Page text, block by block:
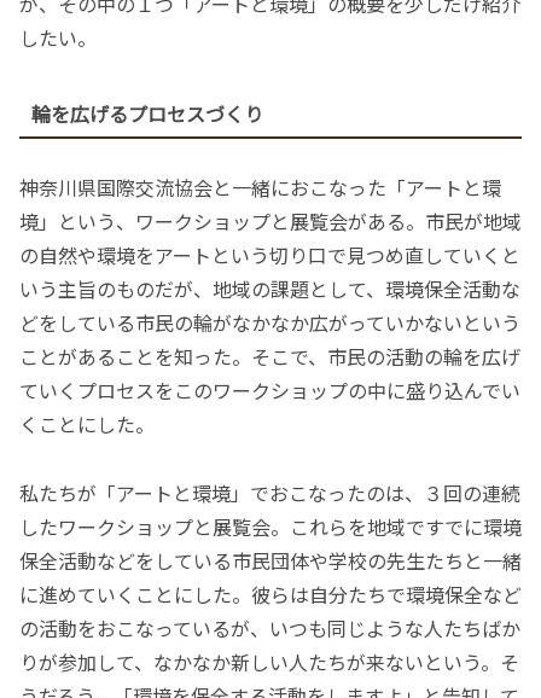
したい。
輪を広げるプロセスづくり
神奈川県国際交流協会と一緒におこなった「アートと環
境」という、ワークショップと展覧会がある。市民が地域
の自然や環境をアートという切り口で見つめ直していくと
いう主旨のものだが、地域の課題として、環境保全活動な
どをしている市民の輪がなかなか広がっていかないという
ことがあることを知った。そこで、市民の活動の輪を広げ
ていくプロセスをこのワークショップの中に盛り込んでい
くことにした。
私たちが「アートと環境」でおこなったのは、３回の連続
したワークショップと展覧会。これらを地域ですでに環境
保全活動などをしている市民団体や学校の先生たちと一緒
に進めていくことにした。彼らは自分たちで環境保全など
の活動をおこなっているが、いつも同じような人たちばか
りが参加して、なかなか新しい人たちが来ないという。そ